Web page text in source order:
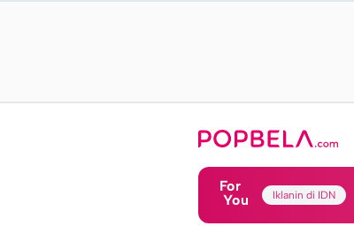
For
You
Iklanin di IDN